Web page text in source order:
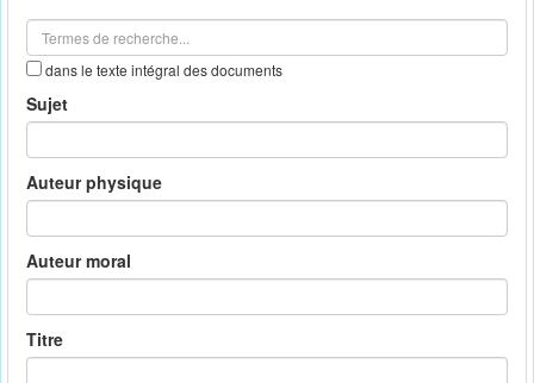
dans le texte intégral des documents
Sujet
Auteur physique
Auteur moral
Titre